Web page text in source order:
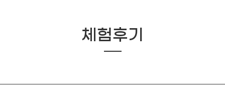
체험후기